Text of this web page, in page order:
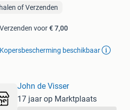
of Verzenden
Verzenden voor€ 7,00
Kopersbescherming beschikbaar
John de Visser
17 jaar op Marktplaats